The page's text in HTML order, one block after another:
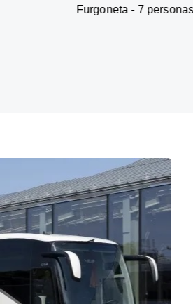
Furgoneta - 7 personas